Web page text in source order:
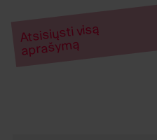
Atsisiųsti visą
aprašymą